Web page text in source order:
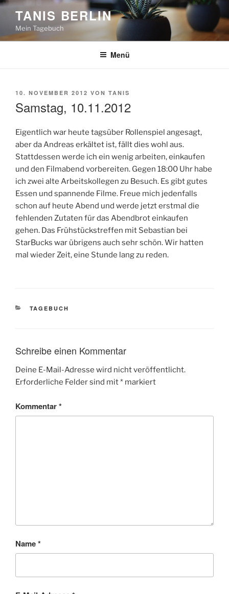
Zum
springen
TANIS BERLIN
Mein Tagebuch
Menü
VERÖFFENTLICHT
10. NOVEMBER 2012 VON TANIS
Samstag, 10.11.2012
Eigentlich war heute tagsüber Rollenspiel angesagt,
aber da Andreas erkältet ist, fällt dies wohl aus.
Stattdessen werde ich ein wenig arbeiten, einkaufen
und den Filmabend vorbereiten. Gegen 18:00 Uhr habe
ich zwei alte Arbeitskollegen zu Besuch. Es gibt gutes
Essen und spannende Filme. Freue mich jedenfalls
schon auf heute Abend und werde jetzt erstmal die
fehlenden Zutaten für das Abendbrot einkaufen
gehen. Das Frühstückstreffen mit Sebastian bei
StarBucks war übrigens auch sehr schön. Wir hatten
mal wieder Zeit, eine Stunde lang zu reden.
KATEGORIEN
TAGEBUCH
Schreibe einen Kommentar
Deine E-Mail-Adresse wird nicht veröffentlicht.
Erforderliche Felder sind mit* markiert
Kommentar*
Name*